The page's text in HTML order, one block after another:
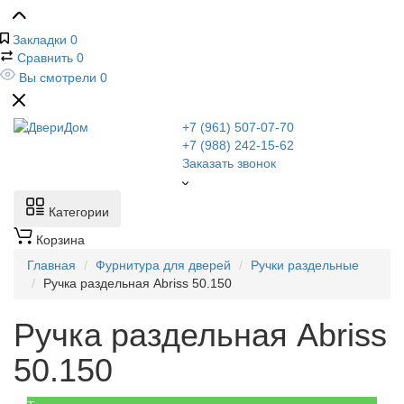
Закладки 0
Сравнить 0
Вы смотрели 0
+7 (961) 507-07-70
+7 (988) 242-15-62
Заказать звонок
Категории
Корзина
Главная
Фурнитура для дверей
Ручки раздельные
Ручка раздельная Abriss 50.150
Ручка раздельная Abriss
50.150